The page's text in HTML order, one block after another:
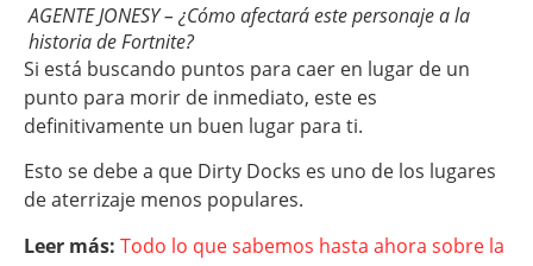
AGENTE JONESY – ¿Cómo afectará este personaje a la
historia de Fortnite?
Si está buscando puntos para caer en lugar de un
punto para morir de inmediato, este es
definitivamente un buen lugar para ti.
Esto se debe a que Dirty Docks es uno de los lugares
de aterrizaje menos populares.
Leer más: Todo lo que sabemos hasta ahora sobre la